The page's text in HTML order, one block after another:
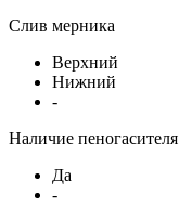
Слив мерника
Верхний
Нижний
-
Наличие пеногасителя
Да
-